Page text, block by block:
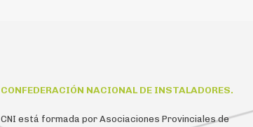
CONFEDERACIÓN NACIONAL DE INSTALADORES.
CNI está formada por Asociaciones Provinciales de